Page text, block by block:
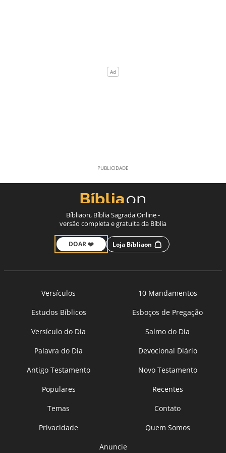
Bíbliaon, Bíblia Sagrada Online -
versão completa e gratuita da Bíblia
DOAR ❤️ Loja Bíbliaon
Versículos
10 Mandamentos
Estudos Bíblicos
Esboços de Pregação
Versículo do Dia
Salmo do Dia
Palavra do Dia
Devocional Diário
Antigo Testamento
Novo Testamento
Populares
Recentes
Temas
Contato
Privacidade
Quem Somos
Anuncie